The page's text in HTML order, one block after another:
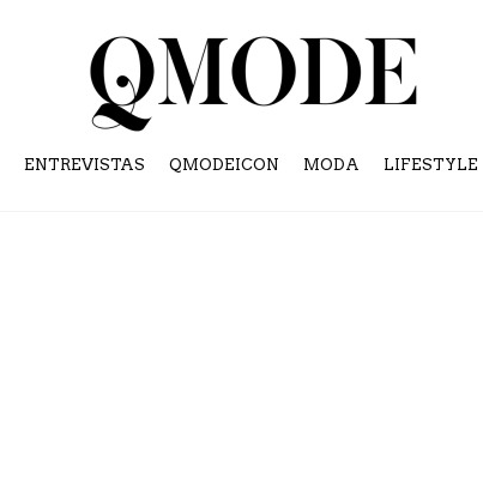
ENTREVISTAS QMODEICON MODA LIFESTYLE